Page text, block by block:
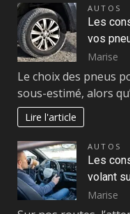
AUTOS
Les
vos
Marise
Le choix des pneus
sous-estimé, alors
Lire l'article
AUTOS
Les
volant
Marise